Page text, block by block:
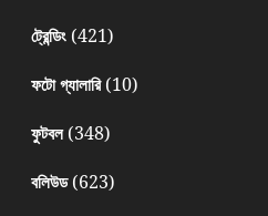
ট্রেন্ডিং(421)
ফটো গ্যালারি(10)
ফুটবল(348)
বলিউড(623)